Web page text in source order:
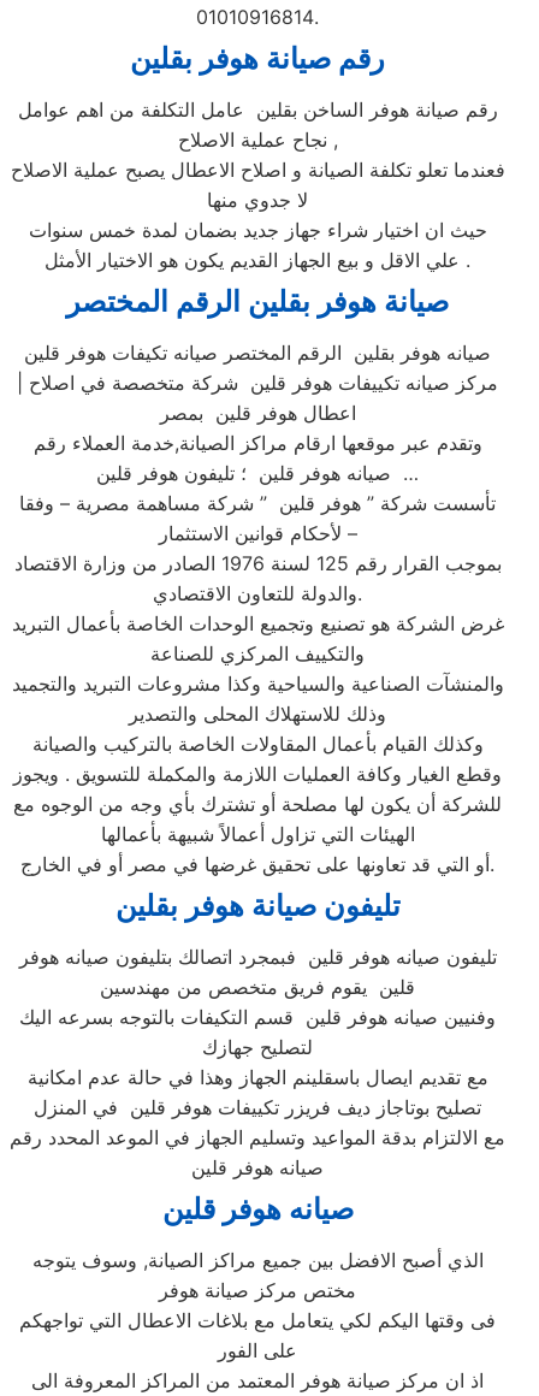
01010916814.
رقم صيانة هوفر بقلين
رقم صيانة هوفر الساخن بقلين عامل التكلفة من اهم عوامل
نجاح عملية الاصلاح ,
فعندما تعلو تكلفة الصيانة و اصلاح الاعطال يصبح عملية الاصلاح
لا جدوي منها
حيث ان اختيار شراء جهاز جديد بضمان لمدة خمس سنوات
علي الاقل و بيع الجهاز القديم يكون هو الاختيار الأمثل .
صيانة هوفر بقلين الرقم المختصر
صيانه هوفر بقلين الرقم المختصر صيانه تكيفات هوفر قلين
اعطال هوفر قلين بمصر
وتقدم عبر موقعها ارقام مراكز الصيانة,خدمة العملاء رقم
صيانه هوفر قلين ؛ تليفون هوفر قلين …
تأسست شركة ” هوفر قلين ” شركة مساهمة مصرية – وفقا
لأحكام قوانين الاستثمار –
بموجب القرار رقم 125 لسنة 1976 الصادر من وزارة الاقتصاد
والدولة للتعاون الاقتصادي.
غرض الشركة هو تصنيع وتجميع الوحدات الخاصة بأعمال التبريد
والتكييف المركزي للصناعة
والمنشآت الصناعية والسياحية وكذا مشروعات التبريد والتجميد
وذلك للاستهلاك المحلى والتصدير
وكذلك القيام بأعمال المقاولات الخاصة بالتركيب والصيانة
وقطع الغيار وكافة العمليات اللازمة والمكملة للتسويق . ويجوز
للشركة أن يكون لها مصلحة أو تشترك بأي وجه من الوجوه مع
الهيئات التي تزاول أعمالاً شبيهة بأعمالها
أو التي قد تعاونها على تحقيق غرضها في مصر أو في الخارج.
تليفون صيانة هوفر بقلين
تليفون صيانه هوفر قلين فبمجرد اتصالك بتليفون صيانه هوفر
قلين يقوم فريق متخصص من مهندسين
وفنيين صيانه هوفر قلين قسم التكيفات بالتوجه بسرعه اليك
لتصليح جهازك
مع تقديم ايصال باسقلينم الجهاز وهذا في حالة عدم امكانية
تصليح بوتاجاز ديف فريزر تكييفات هوفر قلين في المنزل
مع الالتزام بدقة المواعيد وتسليم الجهاز في الموعد المحدد رقم
صيانه هوفر قلين
صيانه هوفر قلين
الذي أصبح الافضل بين جميع مراكز الصيانة, وسوف يتوجه
مختص مركز صيانة هوفر
فى وقتها اليكم لكي يتعامل مع بلاغات الاعطال التي تواجهكم
على الفور
اذ ان مركز صيانة هوفر المعتمد من المراكز المعروفة الى